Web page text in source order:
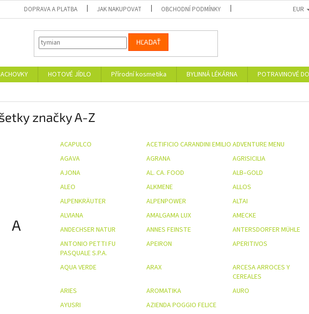
DOPRAVA A PLATBA JAK NAKUPOVAT OBCHODNÍ PODMÍNKY PODMÍNKY OCHRANY
EUR
HĽADAŤ
HOTOVÉ JÍDLO Přírodní kosmetika BYLINNÁ LÉKÁRNA POTRAVINOVÉ
značky A-Z
A
ACAPULCO ACETIFICIO CARANDINI EMILIO ADVENTURE MENU
AGAVA
AGRANA AGRISICILIA
AJONA
AL. CA. FOOD ALB–GOLD
ALEO
ALKMENE ALLOS
ALPENKRÄUTER
ALPENPOWER ALTAI
ALVIANA
AMALGAMA LUX AMECKE
ANDECHSER NATUR
ANNES FEINSTE ANTERSDORFER MÜHLE
ANTONIO PETTI FU
PASQUALE S.P.A.
APEIRON APERITIVOS
AQUA VERDE ARAX
ARCESA ARROCES Y
CEREALES
ARIES AROMATIKA AURO
AYUSRI
AZIENDA POGGIO FELICE